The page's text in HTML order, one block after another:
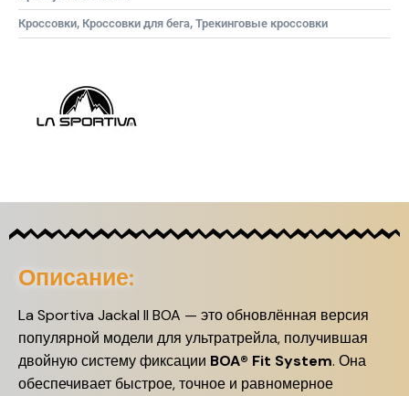
Кроссовки, Кроссовки для бега, Трекинговые кроссовки
Описание:
La Sportiva Jackal II BOA — это обновлённая версия
популярной модели для ультратрейла, получившая
двойную систему фиксации BOA® Fit System. Она
обеспечивает быстрое, точное и равномерное